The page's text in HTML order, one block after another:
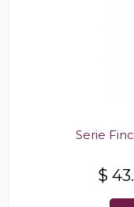
Serie
$